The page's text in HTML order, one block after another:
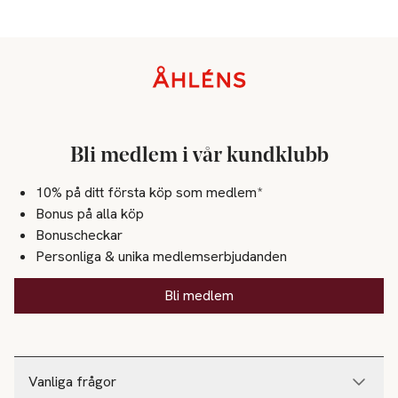
Vanliga frågor
Bli medlem i vår kundklubb
10% på ditt första köp som medlem*
Bonus på alla köp
Bonuscheckar
Personliga & unika medlemserbjudanden
Bli medlem